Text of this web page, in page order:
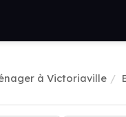
à Victoriaville